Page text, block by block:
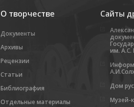
О творчестве
Документы
Архивы
Рецензии
Статьи
Библиография
Отдельные материалы
Сайты
им. А.С.
Дом
Музей-